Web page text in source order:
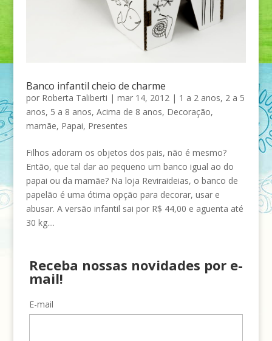
Banco infantil cheio de charme
por Roberta Taliberti | mar 14, 2012| 1 a 2 anos, 2 a 5
anos, 5 a 8 anos, Acima de 8 anos, Decoração,
mamãe, Papai, Presentes
Filhos adoram os objetos dos pais, não é mesmo?
Então, que tal dar ao pequeno um banco igual ao do
papai ou da mamãe? Na loja Reviraideias, o banco de
papelão é uma ótima opção para decorar, usar e
abusar. A versão infantil sai por R$ 44,00 e aguenta até
30 kg....
Receba nossas novidades por e-
mail!
E-mail